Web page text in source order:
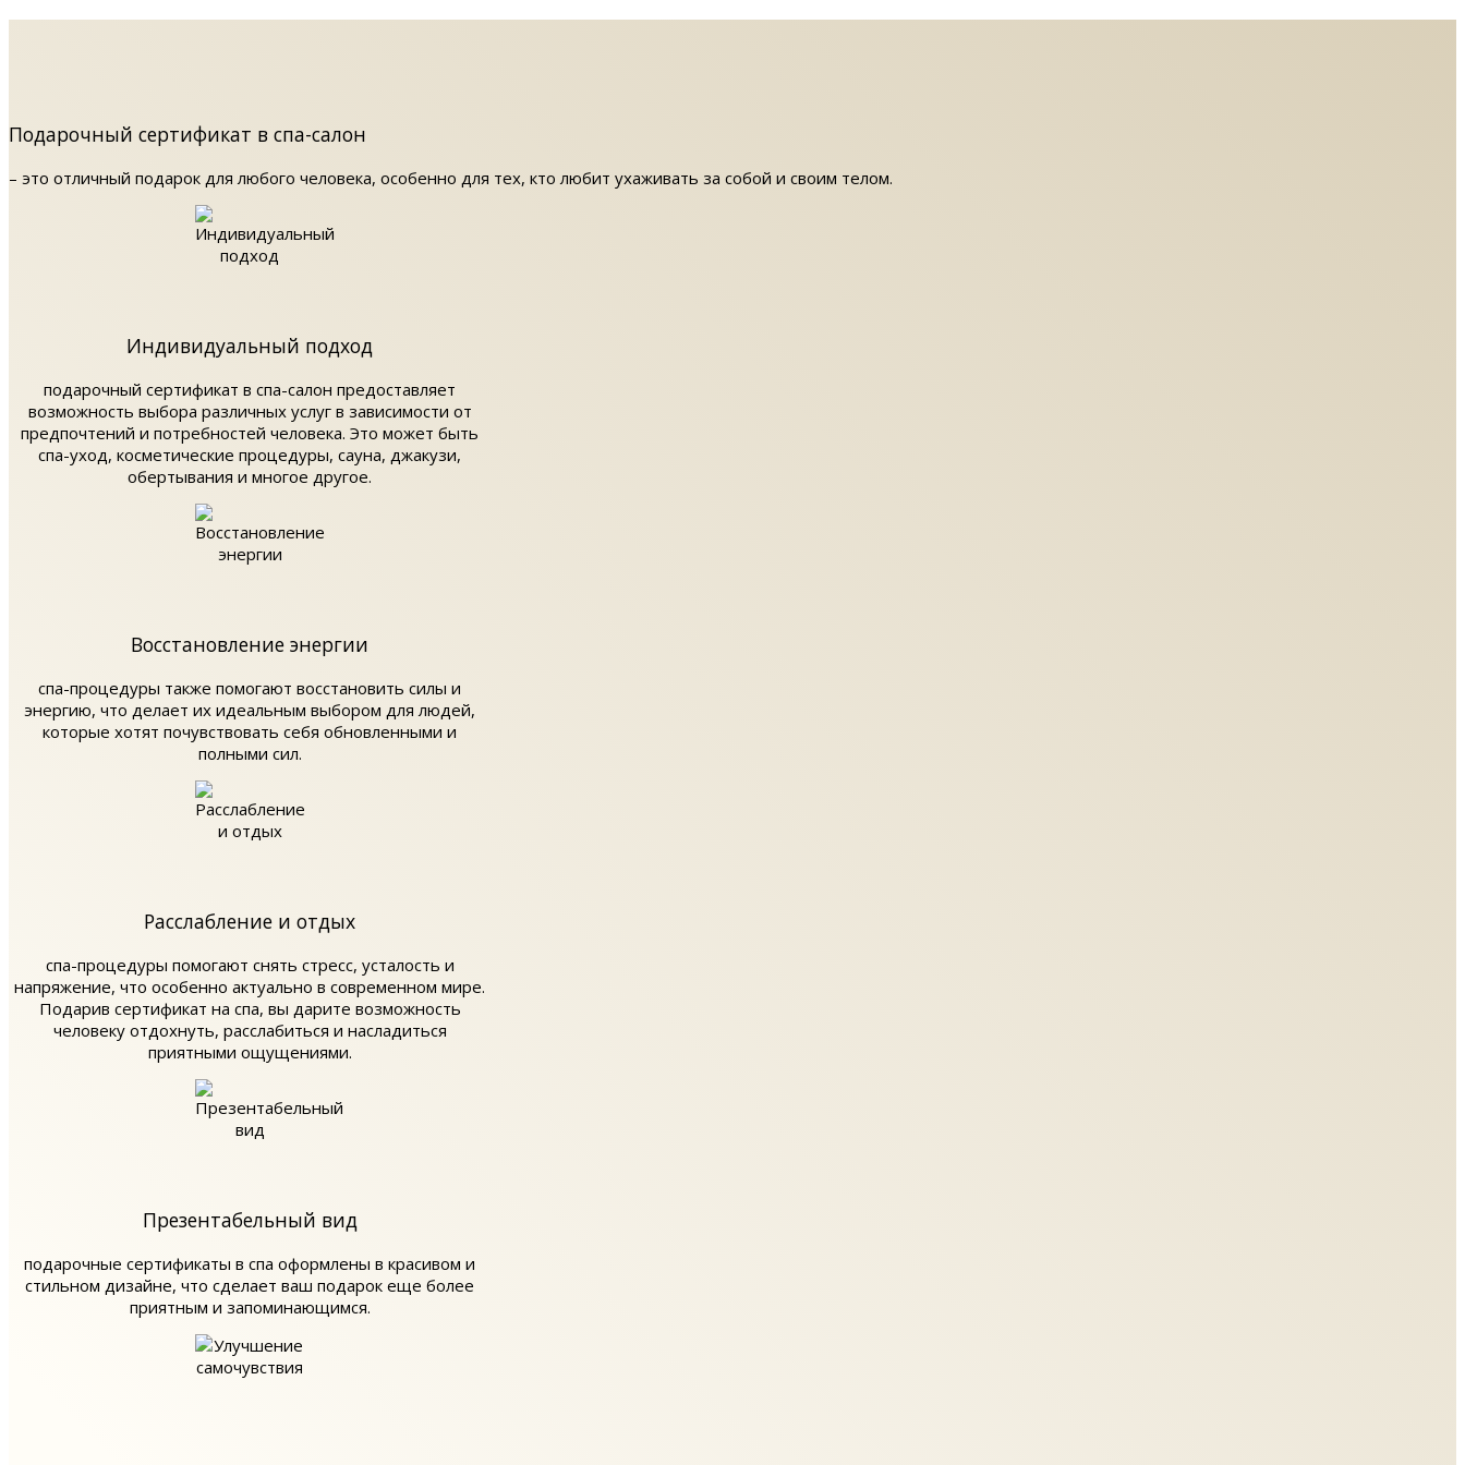
Подарочный сертификат в спа-салон
– это отличный подарок для любого человека, особенно для тех, кто любит ухаживать за собой и своим телом.
Индивидуальный подход
подарочный сертификат в спа-салон предоставляет
возможность выбора различных услуг в зависимости от
предпочтений и потребностей человека. Это может быть
спа-уход, косметические процедуры, сауна, джакузи,
обертывания и многое другое.
Восстановление энергии
спа-процедуры также помогают восстановить силы и
энергию, что делает их идеальным выбором для людей,
которые хотят почувствовать себя обновленными и
полными сил.
Расслабление и отдых
спа-процедуры помогают снять стресс, усталость и
напряжение, что особенно актуально в современном мире.
Подарив сертификат на спа, вы дарите возможность
человеку отдохнуть, расслабиться и насладиться
приятными ощущениями.
Презентабельный вид
подарочные сертификаты в спа оформлены в красивом и
стильном дизайне, что сделает ваш подарок еще более
приятным и запоминающимся.